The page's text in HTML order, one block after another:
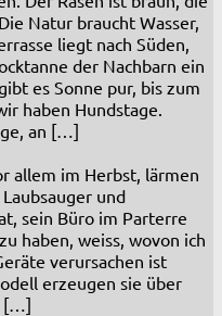
Natur braucht Wasser,
liegt nach Süden,
der Nachbarn ein
es Sonne pur, bis zum
haben Hundstage.
an […]
allem im Herbst, lärmen
und
sein Büro im Parterre
haben, weiss, wovon ich
verursachen ist
erzeugen sie über
[…]